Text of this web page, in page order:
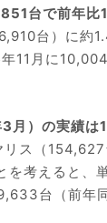
台で前年
台）に約
11月に
）の実績は
リス（
考えると、
台（前年